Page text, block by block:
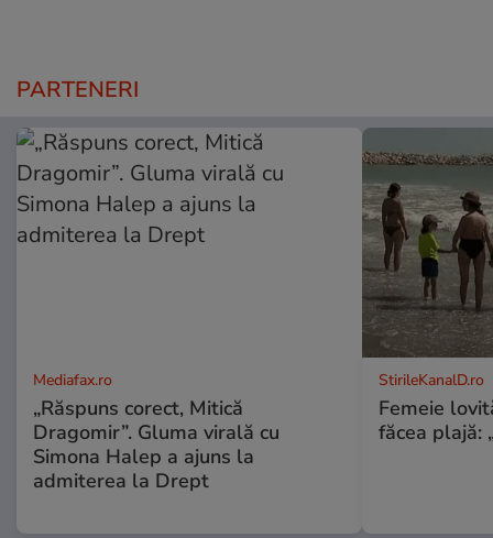
PARTENERI
Mediafax.ro
„Răspuns corect, Mitică
Dragomir”. Gluma virală cu
Simona Halep a ajuns la
admiterea la Drept
StirileKanalD.ro
Femeie
făcea plajă: